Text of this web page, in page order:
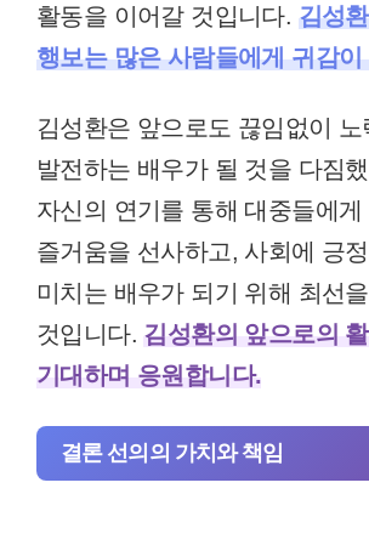
활동을 이어갈 것입니다. 김성
행보는 많은 사람들에게 귀감
김성환은 앞으로도 끊임없이 노
발전하는 배우가 될 것을 다짐
자신의 연기를 통해 대중들에게
즐거움을 선사하고, 사회에 긍
미치는 배우가 되기 위해 최선
것입니다. 김성환의 앞으로의
기대하며 응원합니다.
결론 선의의 가치와 책임